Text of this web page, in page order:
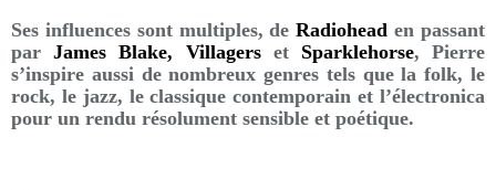
Ses influences sont multiples, deRadiohead en passant
parJames Blake, Villagers et Sparklehorse, Pierre
s’inspire aussi de nombreux genres tels que la folk, le
rock, le jazz, le classique contemporain et l’électronica
pour un rendu résolument sensible et poétique.